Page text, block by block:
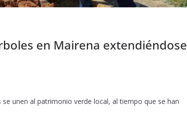
en Mairena extendiéndose
unen al patrimonio verde local, al tiempo que se han